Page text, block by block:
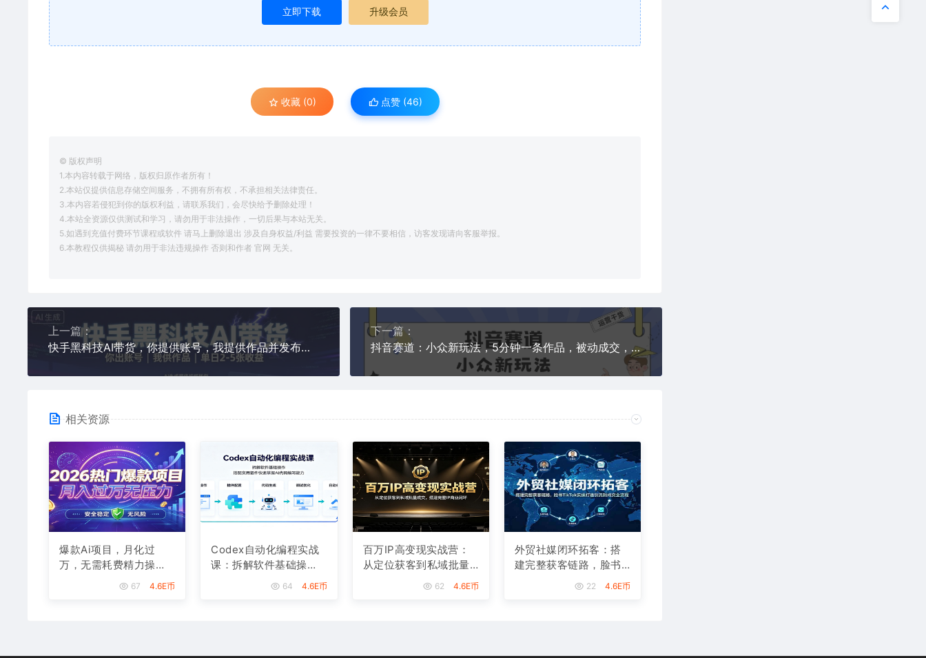
立即下载 升级会员
收藏 (0) 点赞 (46)
© 版权声明
1.本内容转载于网络，版权归原作者所有！
2.本站仅提供信息存储空间服务，不拥有所有权，不承担相关法律责任。
3.本内容若侵犯到你的版权利益，请联系我们，会尽快给予删除处理！
4.本站全资源仅供测试和学习，请勿用于非法操作，一切后果与本站无关。
5.如遇到充值付费环节课程或软件 请马上删除退出 涉及自身权益/利益 需要投资的一律不要相信，访客发现请向客服举报。
6.本教程仅供揭秘 请勿用于非法违规操作 否则和作者 官网 无关。
上一篇：
快手黑科技AI带货，你提供账号，我提供作品并发布，单日2-5张【揭秘】
下一篇：
抖音赛道：小众新玩法，5分钟一条作品，被动成交，日利润3张
相关资源
爆款Ai项目，月化过
万，无需耗费精力操
作，稳健实现每月增收
67 4.6E币
Codex自动化编程实战
课：拆解软件基础操
作，搭配实用插件快速
64 4.6E币
百万IP高变现实战营：
从定位获客到私域批量
成交，搭建完整IP商业
62 4.6E币
外贸社媒闭环拓客：搭
建完整获客链路，脸书T
ikTok实操打通引流到成
22 4.6E币